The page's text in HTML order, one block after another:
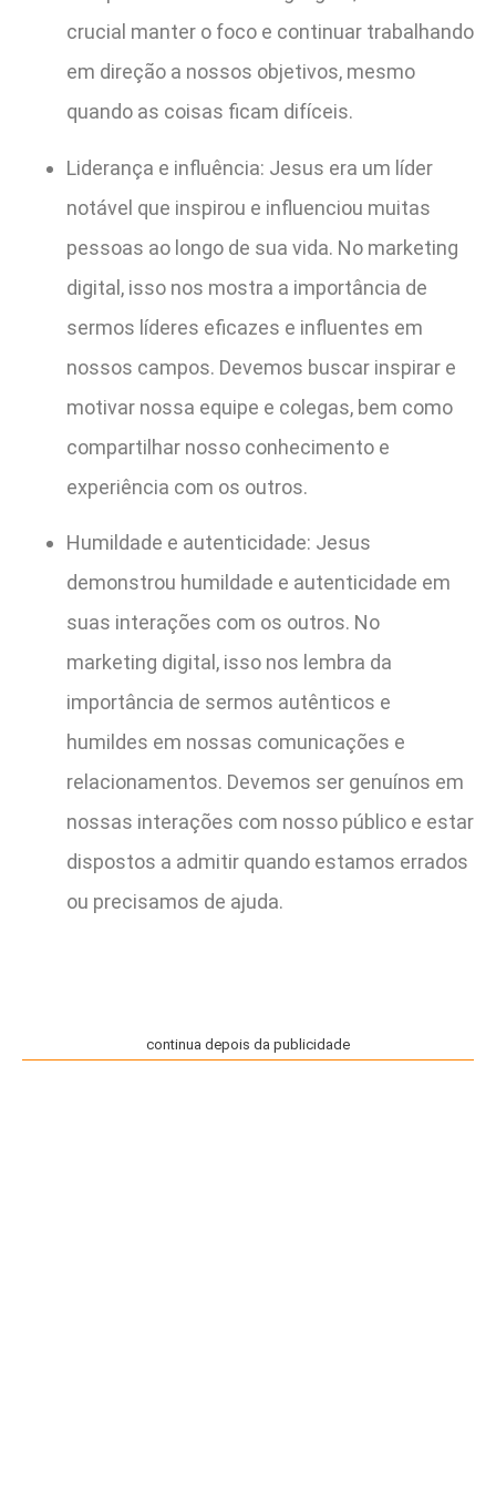
crucial manter o foco e continuar trabalhando
em direção a nossos objetivos, mesmo
quando as coisas ficam difíceis.
Liderança e influência: Jesus era um líder
notável que inspirou e influenciou muitas
pessoas ao longo de sua vida. No marketing
digital, isso nos mostra a importância de
sermos líderes eficazes e influentes em
nossos campos. Devemos buscar inspirar e
motivar nossa equipe e colegas, bem como
compartilhar nosso conhecimento e
experiência com os outros.
Humildade e autenticidade: Jesus
demonstrou humildade e autenticidade em
suas interações com os outros. No
marketing digital, isso nos lembra da
importância de sermos autênticos e
humildes em nossas comunicações e
relacionamentos. Devemos ser genuínos em
nossas interações com nosso público e estar
dispostos a admitir quando estamos errados
ou precisamos de ajuda.
continua depois da publicidade